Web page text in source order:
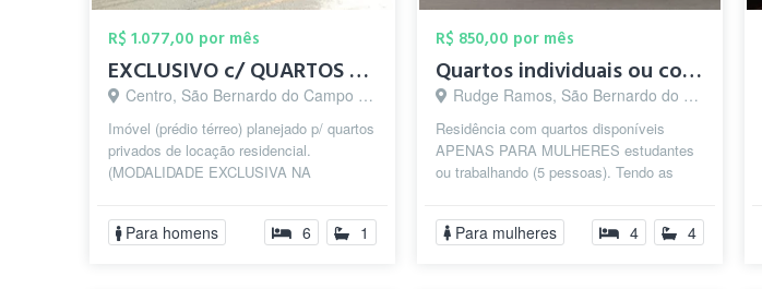
R$ 1.077,00 por mês
EXCLUSIVO c/ QUARTOS PRIVATIVOS p/ HOMEN...
Centro, São Bernardo do Campo - SP
Imóvel (prédio térreo) planejado p/ quartos
privados de locação residencial.
(MODALIDADE EXCLUSIVA NA
quartos com...
Para homens 6 1
R$ 850,00 por mês
Quartos individuais ou compartilhado par...
Rudge Ramos, São Bernardo do Campo - SP
Residência com quartos disponíveis
APENAS PARA MULHERES estudantes
ou trabalhando (5 pessoas). Tendo as
(2 pes...
Para mulheres 4 4